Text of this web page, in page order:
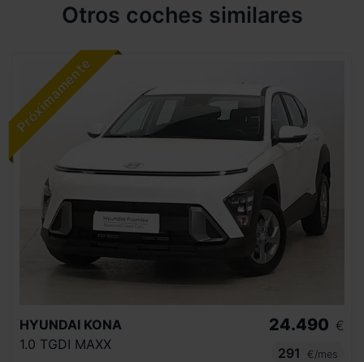
Otros coches similares
HYUNDAI KONA
1.0 TGDI MAXX
24.490 €
291
€/mes